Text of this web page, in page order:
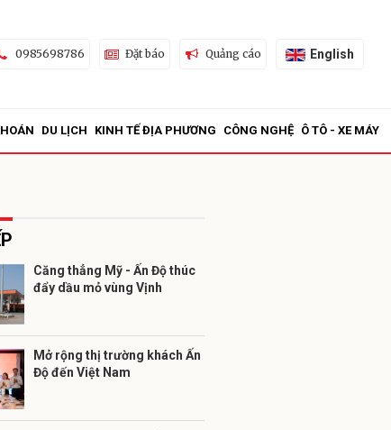
0985698786 Đặt báo Quảng cáo English
DU LỊCH KINH TẾ ĐỊA PHƯƠNG CÔNG NGHỆ Ô TÔ - XE MÁY
Căng thẳng Mỹ - Ấn Độ thúc
đẩy dầu mỏ vùng Vịnh
Mở rộng thị trường khách Ấn
Độ đến Việt Nam